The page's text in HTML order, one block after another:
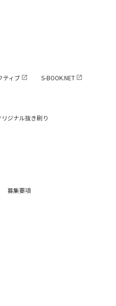
ティブ S-BOOK.NET
リジナル抜き刷り
募集要項